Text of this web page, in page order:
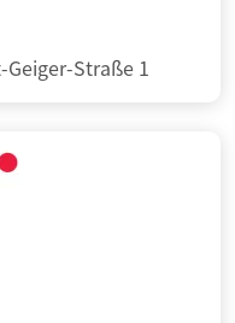
Geiger-Straße 1